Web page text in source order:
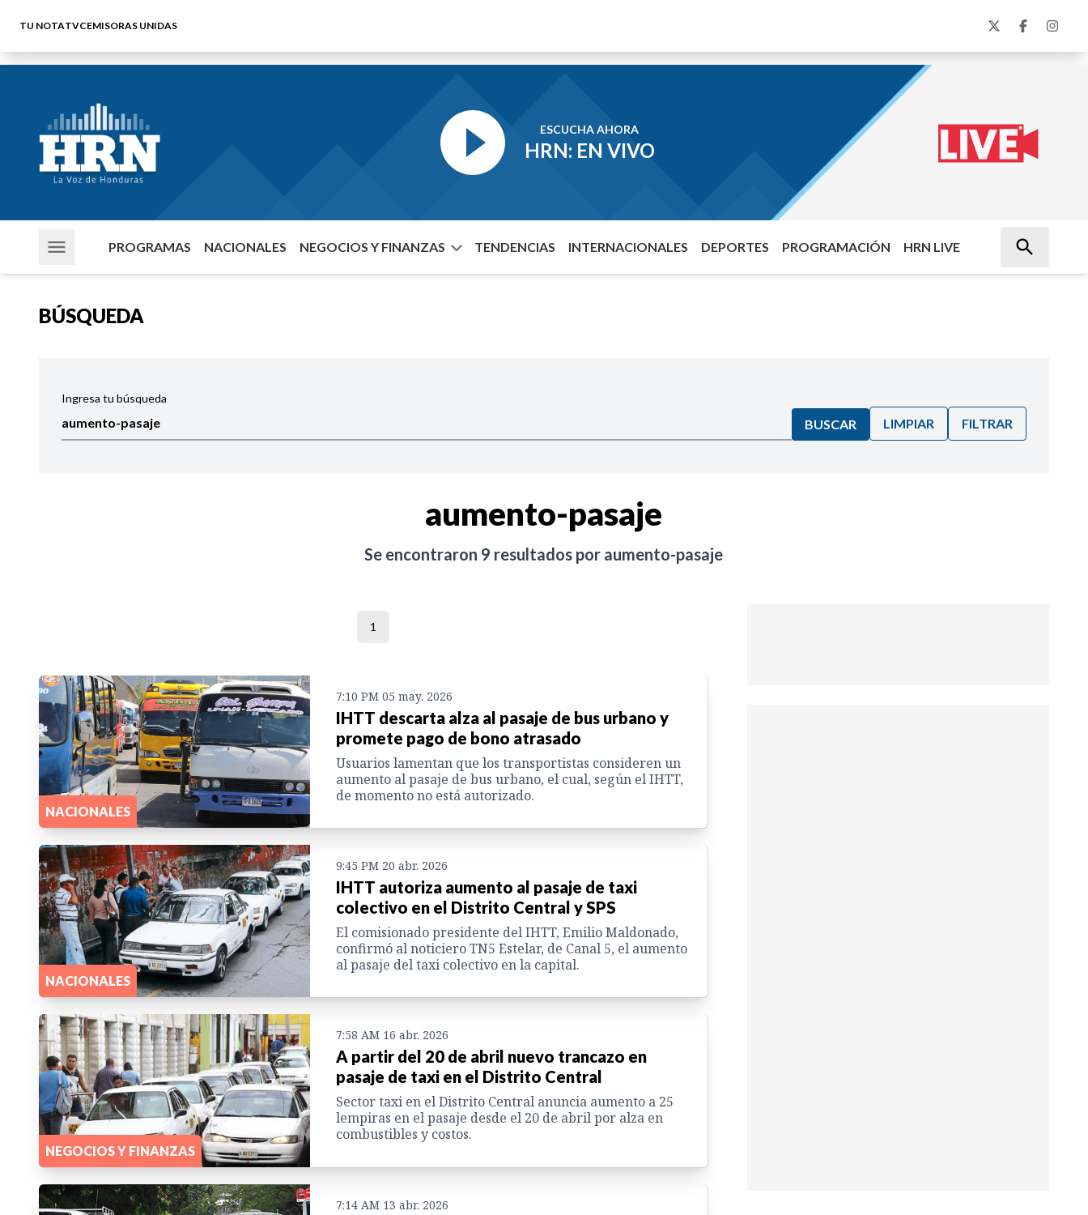
TU NOTATVCEMISORAS UNIDAS
ESCUCHA AHORA
HRN: EN VIVO
PROGRAMAS NACIONALES NEGOCIOS Y FINANZAS TENDENCIAS INTERNACIONALES DEPORTES PROGRAMACIÓN HRN LIVE
BÚSQUEDA
Ingresa tu búsqueda
BUSCAR LIMPIAR FILTRAR
aumento-pasaje
Se encontraron 9 resultados por aumento-pasaje
1
NACIONALES
7:10 PM 05 may. 2026
IHTT descarta alza al pasaje de bus urbano y
promete pago de bono atrasado
Usuarios lamentan que los transportistas consideren un
aumento al pasaje de bus urbano, el cual, según el IHTT,
de momento no está autorizado.
NACIONALES
9:45 PM 20 abr. 2026
IHTT autoriza aumento al pasaje de taxi
colectivo en el Distrito Central y SPS
El comisionado presidente del IHTT, Emilio Maldonado,
confirmó al noticiero TN5 Estelar, de Canal 5, el aumento
al pasaje del taxi colectivo en la capital.
NEGOCIOS Y FINANZAS
7:58 AM 16 abr. 2026
A partir del 20 de abril nuevo trancazo en
pasaje de taxi en el Distrito Central
Sector taxi en el Distrito Central anuncia aumento a 25
lempiras en el pasaje desde el 20 de abril por alza en
combustibles y costos.
7:14 AM 13 abr. 2026